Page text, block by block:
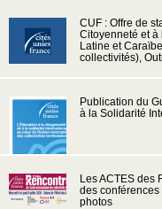
CUF : Offre de
Citoyenneté et à
Latine et
collectivités),
Publication du
à la Solidarité
Les ACTES
des conférences
photos